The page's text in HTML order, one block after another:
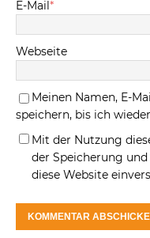
E-Mail*
Webseite
Meinen Namen, E-
speichern, bis ich
Mit der Nutzung
der Speicherung
diese Website